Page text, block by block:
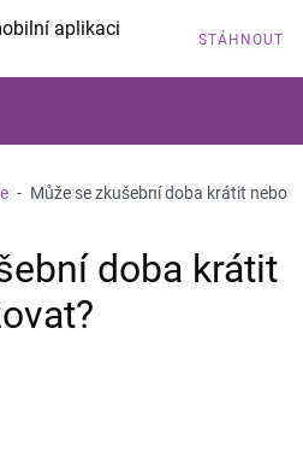
aplikaci STÁHNOUT
- Může se zkušební doba krátit nebo
doba krátit